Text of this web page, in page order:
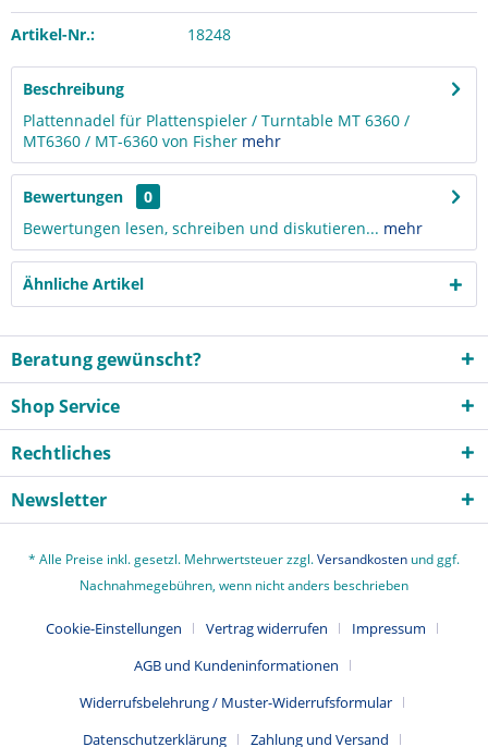
Artikel-Nr.: 18248
Beschreibung
Plattennadel für Plattenspieler / Turntable MT 6360 /
MT6360 / MT-6360 von Fisher mehr
Bewertungen
0
Bewertungen lesen, schreiben und diskutieren... mehr
Ähnliche Artikel
Beratung gewünscht?
Shop Service
Rechtliches
Newsletter
* Alle Preise inkl. gesetzl. Mehrwertsteuer zzgl.Versandkosten und ggf.
Nachnahmegebühren, wenn nicht anders beschrieben
Cookie-Einstellungen Vertrag widerrufen
Impressum
AGB und Kundeninformationen
Widerrufsbelehrung / Muster-Widerrufsformular
Datenschutzerklärung
Zahlung und Versand